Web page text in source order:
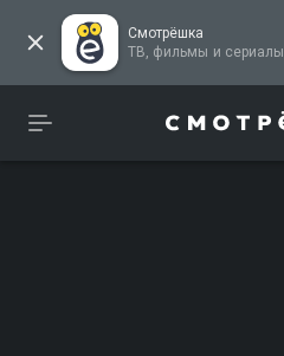
Смотрёшка
ТВ, фильмы и сериалы